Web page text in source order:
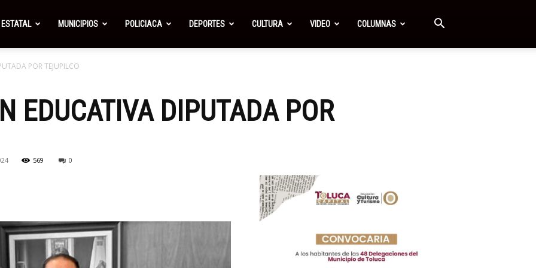
ESTATAL MUNICIPIOS POLICIACA DEPORTES CULTURA VIDEO COLUMNAS
POR TEJUPILCO
EDUCATIVA DIPUTADA POR
569 0